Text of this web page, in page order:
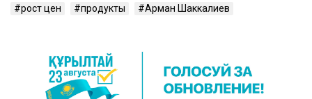
рост цен
продукты Арман Шаккалиев